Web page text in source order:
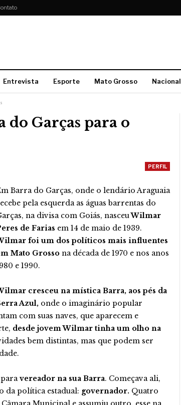
Entrevista Esporte Mato Grosso Nacional
do Garças para o
PERFIL
Barra do Garças, onde o lendário Araguaia
pela esquerda as águas barrentas do
na divisa com Goiás, nasceuWilmar
de Farias em 14 de maio de 1939.
foi um dos políticos mais influentes
Mato Grosso na década de 1970 e nos anos
e 1990.
cresceu na mística Barra, aos pés da
Azul, onde o imaginário popular
com suas naves, que aparecem e
desde jovem Wilmar tinha um olho na
bem distintas, mas que podem ser
vereador na sua Barra. Começava ali,
da política estadual: governador. Quatro